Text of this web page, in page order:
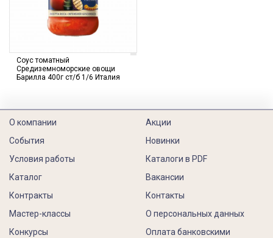
Соус томатный
Средиземноморские овощи
Барилла 400г ст/б 1/6 Италия
О компании
События
Условия работы
Каталог
Контракты
Акции
Новинки
Каталоги в PDF
Вакансии
Контакты
Мастер-классы
Конкурсы
О персональных данных
Оплата банковскими